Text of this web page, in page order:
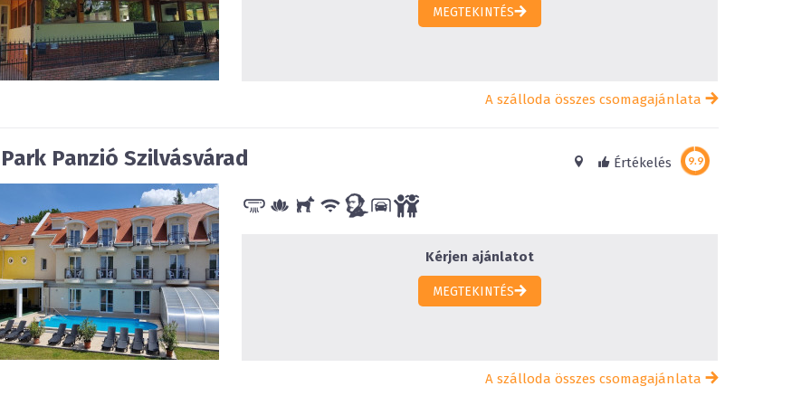
MEGTEKINTÉS
A szálloda összes csomagajánlata
Panzió Szilvásvárad Értékelés
Kérjen ajánlatot
MEGTEKINTÉS
A szálloda összes csomagajánlata